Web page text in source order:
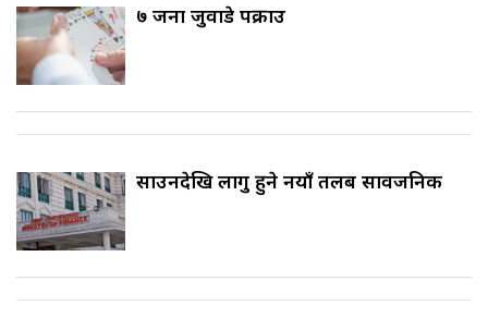
७ जना जुवाडे पक्राउ
साउनदेखि लागु हुने नयाँ तलब सार्वजनिक